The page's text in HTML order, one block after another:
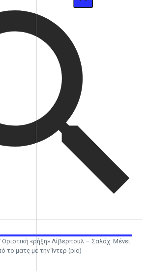
Οριστική «ρήξη» Λίβερπουλ – Σαλάχ: Μένει
το ματς με την Ίντερ (pic)